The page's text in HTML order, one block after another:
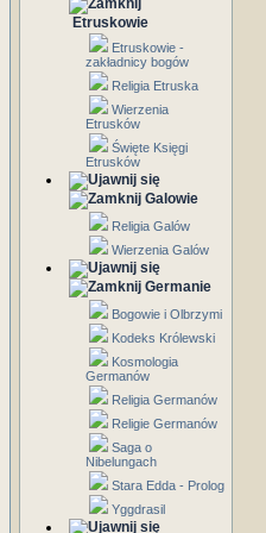
Etruskowie
Etruskowie -
zakładnicy bogów
Religia Etruska
Wierzenia
Etrusków
Święte Księgi
Etrusków
Galowie
Religia Galów
Wierzenia Galów
Germanie
Bogowie i Olbrzymi
Kodeks Królewski
Kosmologia
Germanów
Religia Germanów
Religie Germanów
Saga o
Nibelungach
Stara Edda - Prolog
Yggdrasil